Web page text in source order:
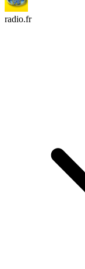
radio.fr